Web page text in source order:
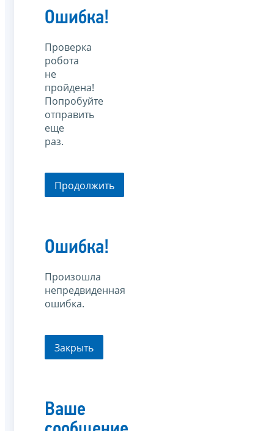
Ошибка!
Проверка
робота
не
пройдена!
Попробуйте
отправить
еще
раз.
Продолжить
Ошибка!
Произошла
непредвиденная
ошибка.
Закрыть
Ваше